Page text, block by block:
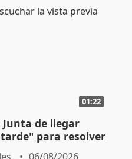
01:22
Junta de llegar
para resolver